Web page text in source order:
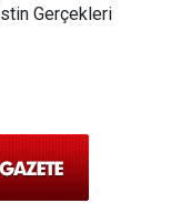
Gerçekleri